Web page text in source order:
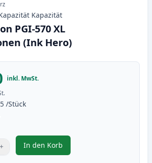
Kapazität
PGI-570 XL
(Ink Hero)
inkl. MwSt.
/Stück
die Tasten, um anzupassen
+ In den Korb
, 2 stück Canon PGI-570 XL